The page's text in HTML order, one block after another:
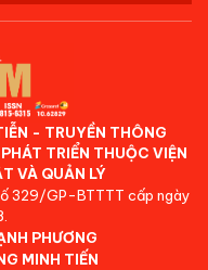
- TRUYỀN THÔNG
TRIỂN THUỘC VIỆN
VÀ QUẢN LÝ
329/GP-BTTTT cấp ngày
PHƯƠNG
MINH TIẾN